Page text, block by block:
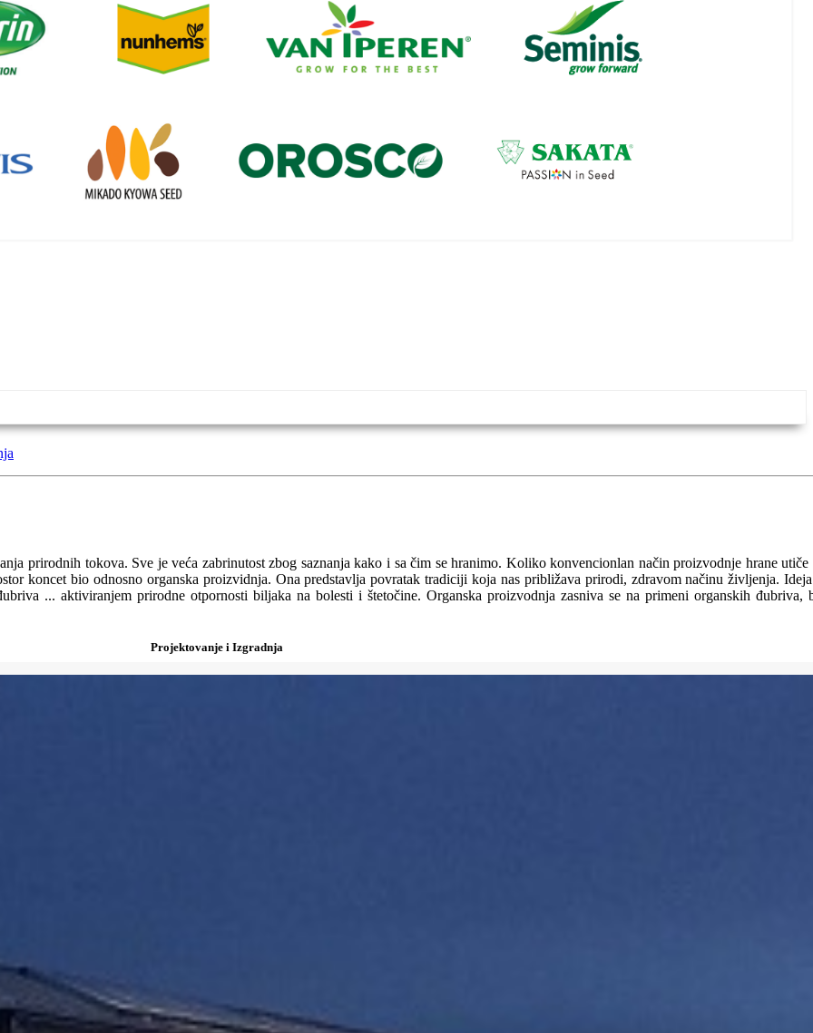
prirodnih tokova. Sve je veća zabrinutost zbog saznanja kako i sa čim se hranimo. Koliko konvencionlan način proizvodnje hrane utiče
koncet bio odnosno organska proizvidnja. Ona predstavlja povratak tradiciji koja nas približava prirodi, zdravom načinu življenja.
... aktiviranjem prirodne otpornosti biljaka na bolesti i štetočine. Organska proizvodnja zasniva se na primeni organskih đubriva,
Projektovanje i Izgradnja